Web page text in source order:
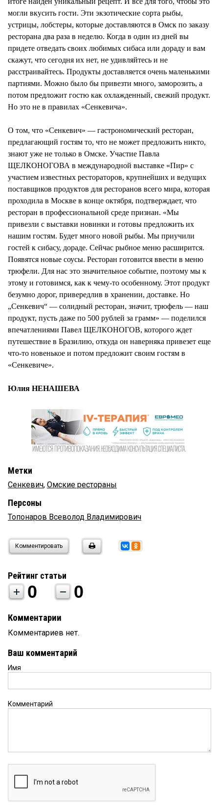
могли вкусить гости. Эти экзотические сорта рыбы,
устрицы, лобстеры, которые доставляются в Омск по заказу
ресторана два раза в неделю. Когда в один из дней вы
придете отведать своих любимых сибаса или дораду и вам
скажут, что сегодня их нет, не удивляйтесь и не
расстраивайтесь. Продукты доставляется очень маленькими
партиями. Можно было бы привезти много, заморозить, а
потом предложит гостю как охлажденный, свежий продукт.
Но это не в правилах «Сенкевича».
О том, что «Сенкевич» — гастрономический ресторан,
предлагающий гостям то, что не может предложить никто,
знают уже не только в Омске. Участие Павла
ЩЕЛКОНОГОВА в международной выставке «Пир» с
участием известных рестораторов, крупнейших и ведущих
поставщиков продуктов для ресторанов всего мира, которая
проходила в Москве в конце октября, подтверждает, что
ресторан в профессиональной среде признан. «Мы
привезли с выставки новинки и готовы предложить их
нашим гостям. Будет много новой рыбы. Мы приучили
гостей к сибасу, дораде. Сейчас рыбное меню расширится.
Появятся новые соусы. Ресторан готовится ввести в меню
трюфели. Для нас это значительное событие, поэтому мы к
этому и готовимся, как к чему-то особенному. Этот продукт
безумно дорог, привередлив в хранении, доставке. Но
„Сенкевич“ — солидный ресторан, значит, трюфель — наш
продукт, пусть даже по 500 рублей за грамм» — поделился
впечатлениями Павел ЩЕЛКОНОГОВ, которого ждет
путешествие в Бразилию, откуда он наверняка привезет еще
что-то новенькое и потом предложит своим гостям в
«Сенкевиче».
Юлия НЕНАШЕВА
Метки
Сенкевич, Омские рестораны
Персоны
Топонаров Всеволод Владимирович
Комментировать
Рейтинг статьи
0 0
Комментарии
Комментариев нет.
Ваш комментарий
Имя
Комментарий